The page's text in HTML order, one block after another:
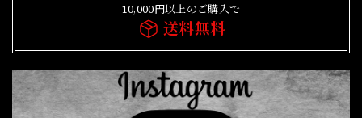
10,000円以上のご購入で
送料無料